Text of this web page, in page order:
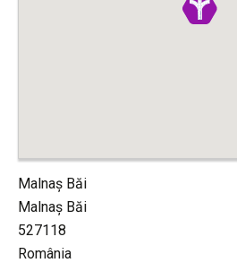
Malnaș Băi
Malnaș Băi
527118
România